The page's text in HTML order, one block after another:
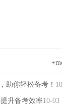
助你轻松备考！
升备考效率10-03